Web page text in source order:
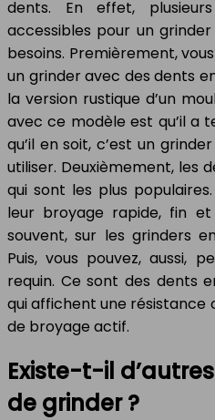
dents. En effet,
accessibles pour un
besoins. Premièrement,
un grinder avec des dents
la version rustique d’un
avec ce modèle est qu’il a
qu’il en soit, c’est un
utiliser. Deuxièmement, les
qui sont les plus
leur broyage rapide, fin
souvent, sur les grinders
Puis, vous pouvez, aussi,
requin. Ce sont des dents
qui affichent une résistance
de broyage actif.
Existe-t-il
de grinder ?